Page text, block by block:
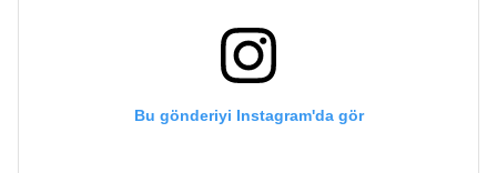
Bu gönderiyi Instagram'da gör